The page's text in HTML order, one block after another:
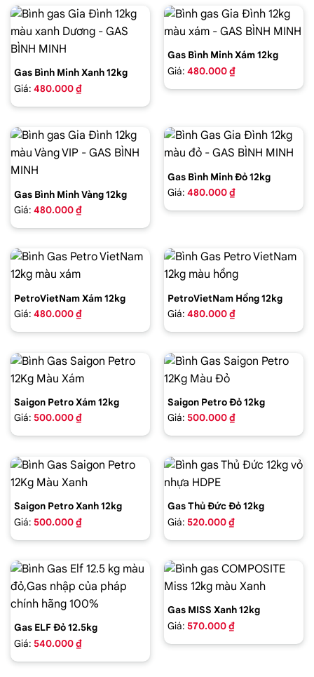
Gas Bình Minh Xanh 12kg
Giá: 480.000 ₫
Gas Bình Minh Xám 12kg
Giá: 480.000 ₫
Gas Bình Minh Vàng 12kg
Giá: 480.000 ₫
Gas Bình Minh Đỏ 12kg
Giá: 480.000 ₫
PetroVietNam Xám 12kg
Giá: 480.000 ₫
PetroVietNam Hồng 12kg
Giá: 480.000 ₫
Saigon Petro Xám 12kg
Giá: 500.000 ₫
Saigon Petro Đỏ 12kg
Giá: 500.000 ₫
Saigon Petro Xanh 12kg
Giá: 500.000 ₫
Gas Thủ Đức Đỏ 12kg
Giá: 520.000 ₫
Gas ELF Đỏ 12.5kg
Giá: 540.000 ₫
Gas MISS Xanh 12kg
Giá: 570.000 ₫